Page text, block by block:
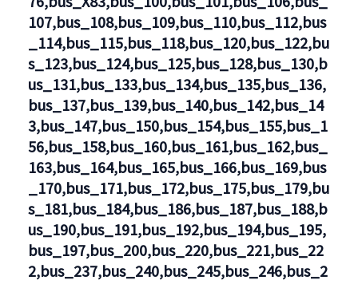
107,bus_108,bus_109,bus_110,bus_112,bus
_114,bus_115,bus_118,bus_120,bus_122,bu
s_123,bus_124,bus_125,bus_128,bus_130,b
us_131,bus_133,bus_134,bus_135,bus_136,
bus_137,bus_139,bus_140,bus_142,bus_14
3,bus_147,bus_150,bus_154,bus_155,bus_1
56,bus_158,bus_160,bus_161,bus_162,bus_
163,bus_164,bus_165,bus_166,bus_169,bus
_170,bus_171,bus_172,bus_175,bus_179,bu
s_181,bus_184,bus_186,bus_187,bus_188,b
us_190,bus_191,bus_192,bus_194,bus_195,
bus_197,bus_200,bus_220,bus_221,bus_22
2,bus_237,bus_240,bus_245,bus_246,bus_2